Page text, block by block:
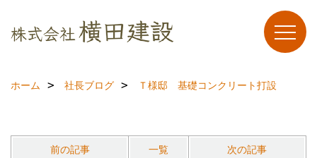
ホーム 社長ブログ Ｔ様邸 基礎コンクリート打設
前の記事 一覧 次の記事